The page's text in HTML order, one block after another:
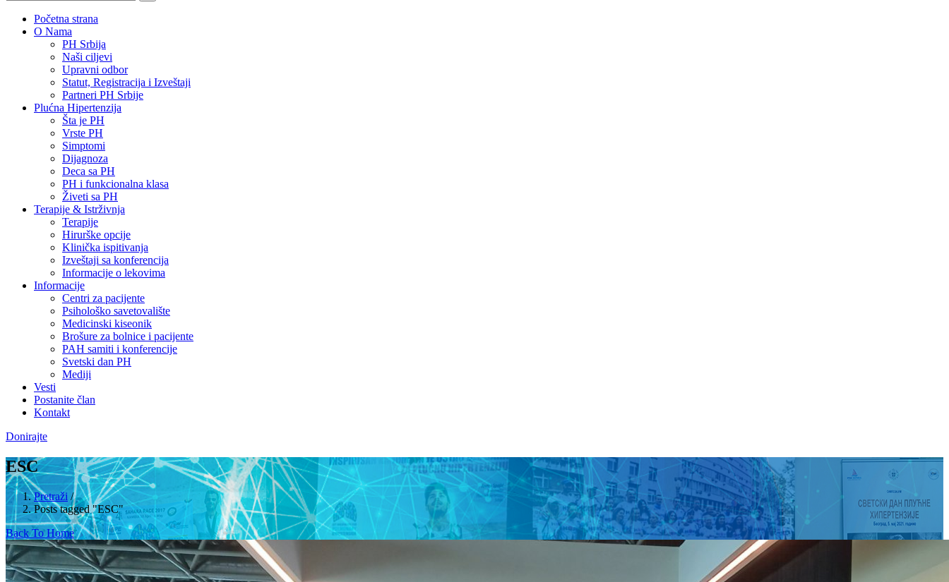
Početna strana
O Nama
PH Srbija
Naši ciljevi
Upravni odbor
Statut, Registracija i Izveštaji
Partneri PH Srbije
Plućna Hipertenzija
Šta je PH
Vrste PH
Simptomi
Dijagnoza
Deca sa PH
PH i funkcionalna klasa
Živeti sa PH
Terapije & Istrživnja
Terapije
Hirurške opcije
Klinička ispitivanja
Izveštaji sa konferencija
Informacije o lekovima
Informacije
Centri za pacijente
Psihološko savetovalište
Medicinski kiseonik
Brošure za bolnice i pacijente
PAH samiti i konferencije
Svetski dan PH
Mediji
Vesti
Postanite član
Kontakt
Donirajte
ESC
Pretraži /
Posts tagged "ESC"
Back To Home